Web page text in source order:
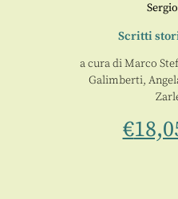
Scritti
a cura diMarco
Galimberti,
€